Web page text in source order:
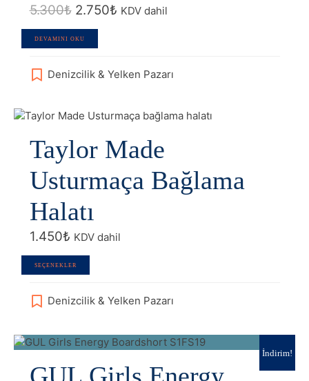
5.300₺ Orijinal
5.300₺.
2.750₺Şu
KDV dahil
DEVAMINI OKU
Denizcilik & Yelken Pazarı
Taylor Made
Usturmaça Bağlama
Halatı
1.450₺ KDV dahil
SEÇENEKLER
ürünün
fazla
var.
Seçenekler
ürün
Denizcilik & Yelken Pazarı
İndirim!